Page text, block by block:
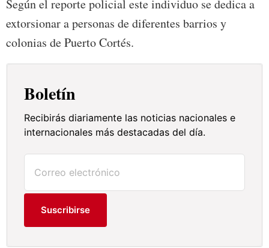
Según el reporte policial este individuo se dedica a
extorsionar a personas de diferentes barrios y
colonias de Puerto Cortés.
Boletín
Recibirás diariamente las noticias nacionales e
internacionales más destacadas del día.
Suscribirse